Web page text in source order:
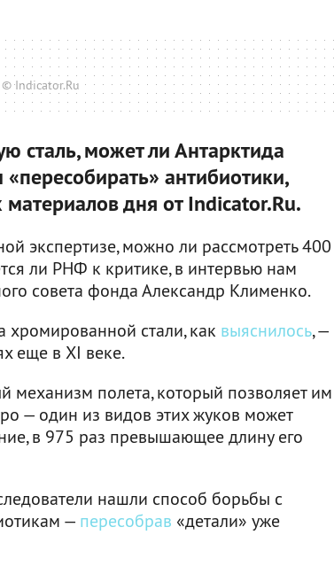
© Indicator.Ru
сталь, может ли Антарктида
антибиотики,
дня от Indicator.Ru.
экспертизе, можно ли рассмотреть 400
ли РНФ к критике, в интервью нам
совета фонда Александр Клименко.
хромированной стали, как выяснилось, —
еще в XI веке.
механизм полета, который позволяет им
— один из видов этих жуков может
в 975 раз превышающее длину его
нашли способ борьбы с
— пересобрав «детали» уже